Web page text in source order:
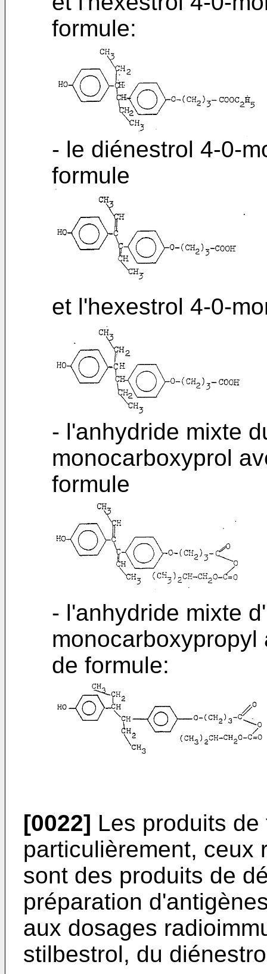
formule:
- le diénestrol 4-0-
formule
et l'hexestrol 4-0-
- l'anhydride mixte
monocarboxyprol
formule
- l'anhydride mixte
de formule:
[0022] Les produits
particulièrement, ceux
sont des produits de
préparation
aux dosages
stilbestrol, du